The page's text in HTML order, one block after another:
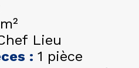
m²
Lieu
: 1 pièce